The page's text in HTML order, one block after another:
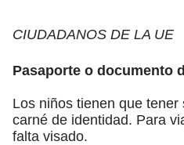
CIUDADANOS DE LA UE
Pasaporte o documento
Los niños tienen que
carné de identidad. Para
falta visado.